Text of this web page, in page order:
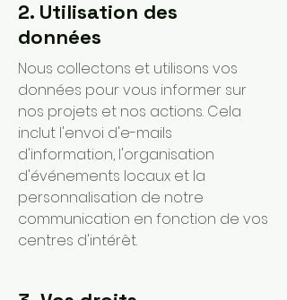
2. Utilisation des
données
Nous collectons et utilisons vos
données pour vous informer sur
nos projets et nos actions. Cela
inclut l'envoi d'e-mails
d'information, l'organisation
d'événements locaux et la
personnalisation de notre
communication en fonction de vos
centres d'intérêt.